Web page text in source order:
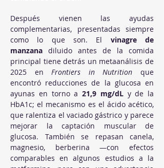
Después vienen las ayudas
complementarias, presentadas siempre
como lo que son. El vinagre de
manzana diluido antes de la comida
principal tiene detrás un metaanálisis de
2025 en Frontiers in Nutrition que
encontró reducciones de la glucosa en
ayunas en torno a 21,9 mg/dL y de la
HbA1c; el mecanismo es el ácido acético,
que ralentiza el vaciado gástrico y parece
mejorar la captación muscular de
glucosa. También se repasan canela,
magnesio, berberina —con efectos
comparables en algunos estudios a la